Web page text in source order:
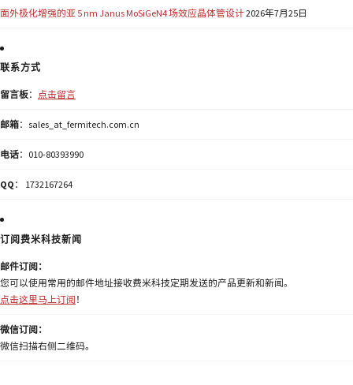
面外极化增强的亚 5 nm Janus MoSiGeN4 场效应晶体管设计2026年7月25日
联系方式
留言板： 点击留言
邮箱：sales_at_fermitech.com.cn
电话：010-80393990
QQ ： 1732167264
订阅费米科技新闻
邮件订阅：
您可以使用常用的邮件地址接收费米科技定期发送的产品更新和新闻。
点击这里马上订阅 ！
微信订阅：
微信扫描右侧二维码。